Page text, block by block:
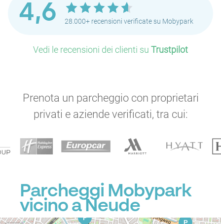
4,6 28.000+ recensioni verificate su Mobypark
Vedi le recensioni dei clienti su Trustpilot
Prenota un parcheggio con proprietari
privati e aziende verificati, tra cui:
Parcheggi Mobypark
vicino a Neude
P
P